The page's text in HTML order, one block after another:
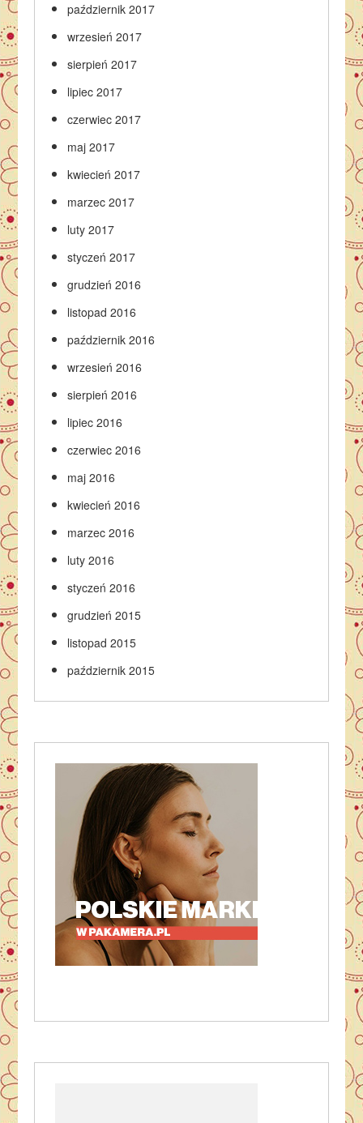
październik 2017
wrzesień 2017
sierpień 2017
lipiec 2017
czerwiec 2017
maj 2017
kwiecień 2017
marzec 2017
luty 2017
styczeń 2017
grudzień 2016
listopad 2016
październik 2016
wrzesień 2016
sierpień 2016
lipiec 2016
czerwiec 2016
maj 2016
kwiecień 2016
marzec 2016
luty 2016
styczeń 2016
grudzień 2015
listopad 2015
październik 2015